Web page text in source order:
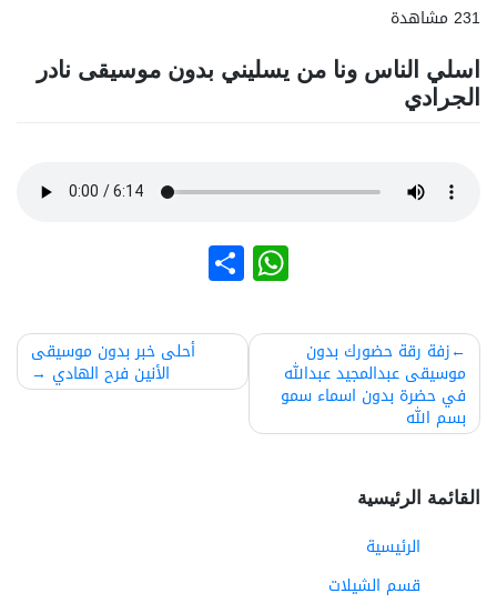
231 مشاهدة
اسلي الناس ونا من يسليني بدون موسيقى نادر
الجرادي
WhatsApp
نشر
تصفّح
المقالات
زفة رقة حضورك بدون
موسيقى عبدالمجيد عبدالله
في حضرة بدون اسماء سمو
بسم الله
أحلى خبر بدون موسيقى
الأنين فرح الهادي
القائمة الرئيسية
الرئيسية
قسم الشيلات